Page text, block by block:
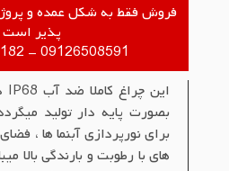
فروش فقط به شکل عمده و
پذیر است
09126508591 - 021-36483182
بصورت پایه دار تولید
برای نورپردازی آبنما ها ،
های با رطوبت و بارندگی بالا